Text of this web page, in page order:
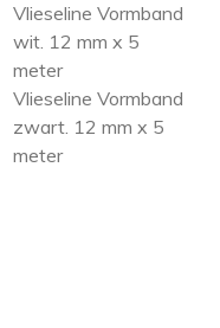
Vlieseline Vormband
wit. 12 mm x 5
meter
Vlieseline Vormband
zwart. 12 mm x 5
meter